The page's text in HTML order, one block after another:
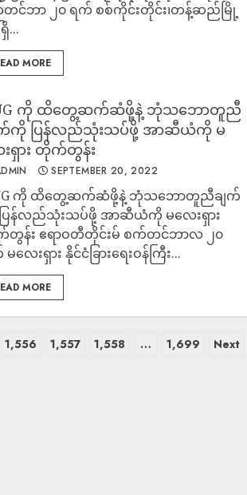
င်ဘာ ၂၀ ရက် စစ်ကိုင်းတိုင်း၊တန့်ဆည်မြို့
...
MORE
ကို ထိတွေ့ဆက်ဆံဖို့နဲ့ ဘုံသဘောတူညီ
က်ကို ပြန်လည်သုံးသပ်ဖို့ အာဆီယံကို မ
ရှား တိုက်တွန်း
SEPTEMBER 20, 2022
ကို ထိတွေ့ဆက်ဆံဖို့နဲ့ ဘုံသဘောတူညီချက်
ြန်လည်သုံးသပ်ဖို့ အာဆီယံကို မလေးရှား
န်း ဧရာဝတီတိုင်းမ် စက်တင်ဘာလ ၂၀
လေးရှား နိုင်ငံခြားရေးဝန်ကြီး...
MORE
1,556 1,557 1,558 … 1,699 Next